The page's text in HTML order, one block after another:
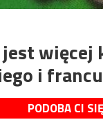
jest
i
PODOBA CI